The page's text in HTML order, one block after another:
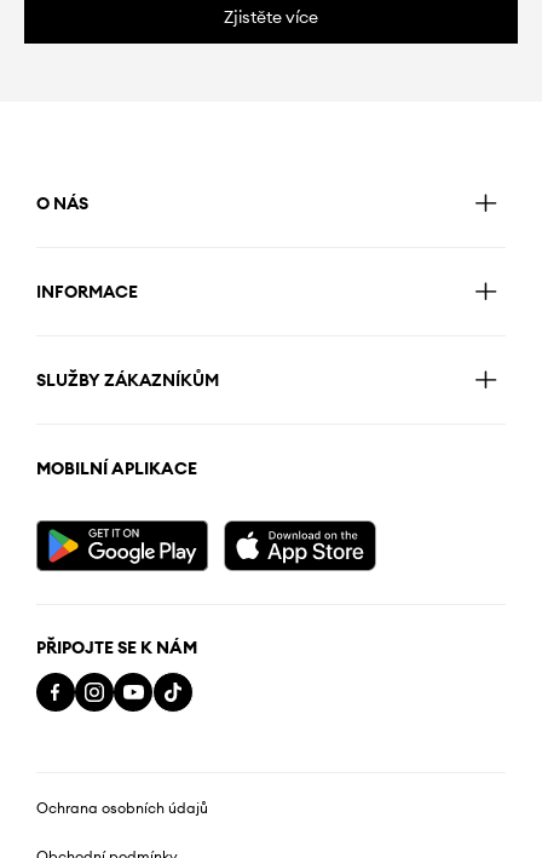
Zjistěte více
O NÁS
INFORMACE
SLUŽBY ZÁKAZNÍKŮM
MOBILNÍ APLIKACE
PŘIPOJTE SE K NÁM
Ochrana osobních údajů